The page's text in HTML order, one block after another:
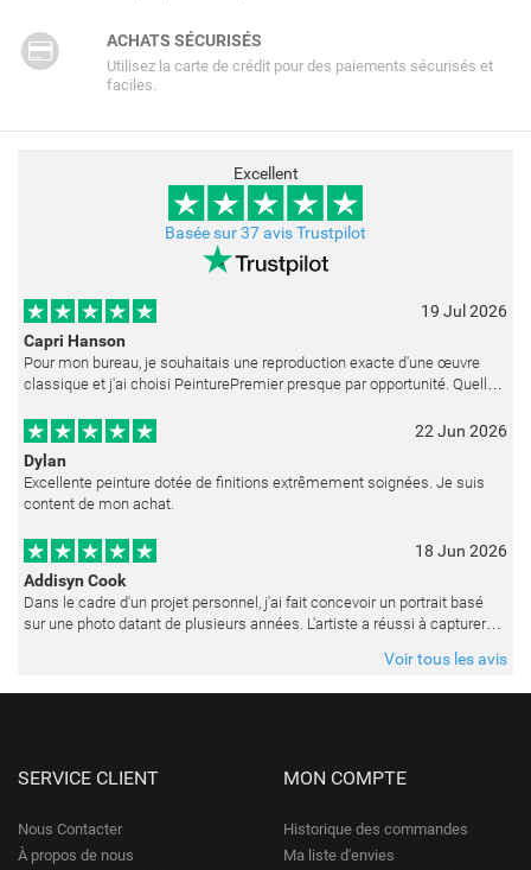
ACHATS SÉCURISÉS
Utilisez la carte de crédit pour des paiements sécurisés et
faciles.
Excellent
Basée sur 37 avis Trustpilot
19 Jul 2026
Capri Hanson
Pour mon bureau, je souhaitais une reproduction exacte d'une œuvre
classique et j'ai choisi PeinturePremier presque par opportunité. Quelle
22 Jun 2026
Dylan
Excellente peinture dotée de finitions extrêmement soignées. Je suis
content de mon achat.
18 Jun 2026
Addisyn Cook
Dans le cadre d'un projet personnel, j'ai fait concevoir un portrait basé
sur une photo datant de plusieurs années. L'artiste a réussi à capturer
Voir tous les avis
SERVICE CLIENT
Nous Contacter
À propos de nous
MON COMPTE
Historique des commandes
Ma liste d'envies